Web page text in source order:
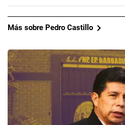
Más sobre Pedro Castillo